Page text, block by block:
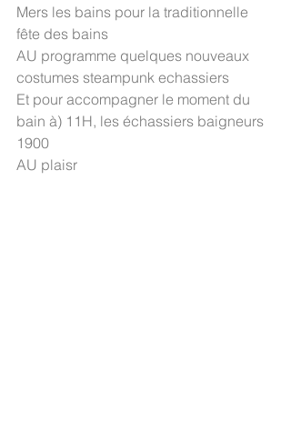
Mers les bains pour la traditionnelle
fête des bains
AU programme quelques nouveaux
costumes steampunk echassiers
Et pour accompagner le moment du
bain à) 11H, les échassiers baigneurs
1900
AU plaisr